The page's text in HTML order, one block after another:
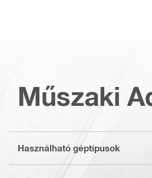
Műszaki
Használható géptípusok